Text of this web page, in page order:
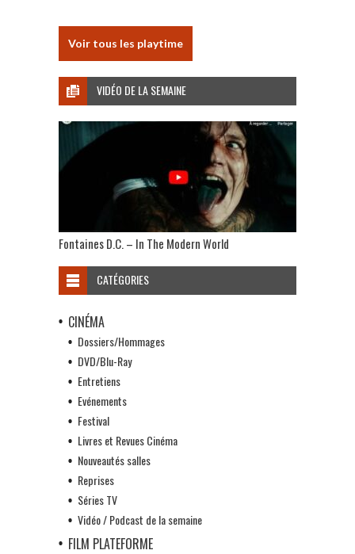
Voir tous les playtime
VIDÉO DE LA SEMAINE
Fontaines D.C. – In The Modern World
CATÉGORIES
CINÉMA
Dossiers/Hommages
DVD/Blu-Ray
Entretiens
Evénements
Festival
Livres et Revues Cinéma
Nouveautés salles
Reprises
Séries TV
Vidéo / Podcast de la semaine
FILM PLATEFORME